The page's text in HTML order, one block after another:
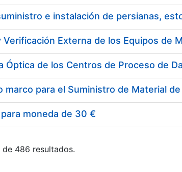
e instalación de persianas,
moneda de 30 €
486 resultados.